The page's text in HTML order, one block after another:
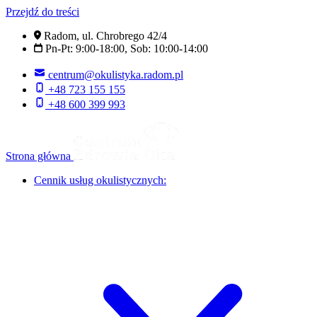
Przejdź do treści
Radom, ul. Chrobrego 42/4
Pn-Pt: 9:00-18:00, Sob: 10:00-14:00
centrum@okulistyka.radom.pl
+48 723 155 155
+48 600 399 993
Strona główna
Cennik usług okulistycznych: